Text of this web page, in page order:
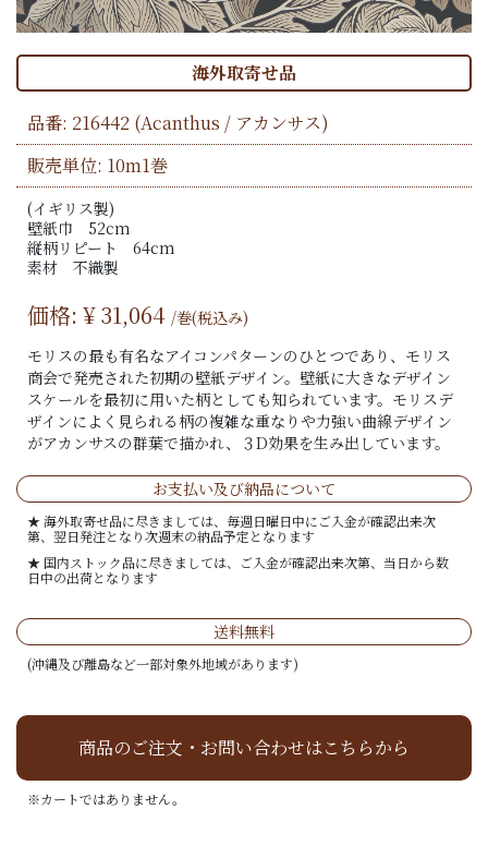
海外取寄せ品
品番: 216442 (Acanthus / アカンサス)
販売単位: 10m1巻
(イギリス製)
壁紙巾 52cm
縦柄リピート 64cm
素材 不織製
価格: ¥31,064 /巻(税込み)
モリスの最も有名なアイコンパターンのひとつであり、モリス
商会で発売された初期の壁紙デザイン。壁紙に大きなデザイン
スケールを最初に用いた柄としても知られています。モリスデ
ザインによく見られる柄の複雑な重なりや力強い曲線デザイン
がアカンサスの群葉で描かれ、３D効果を生み出しています。
お支払い及び納品について
★ 海外取寄せ品に尽きましては、毎週日曜日中にご入金が確認出来次
第、翌日発注となり次週末の納品予定となります
★ 国内ストック品に尽きましては、ご入金が確認出来次第、当日から数
日中の出荷となります
送料無料
(沖縄及び離島など一部対象外地域があります)
商品のご注文・お問い合わせはこちらから
※カートではありません。